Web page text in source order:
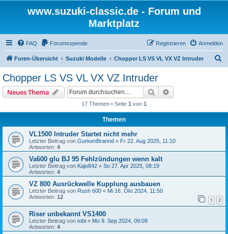
www.suzuki-classic.de - Forum und
Marktplatz
FAQ Forumsspende Anmelden
Registrieren
Foren-Übersicht Suzuki Modelle Chopper LS VS VL VX VZ Intruder
Chopper LS VS VL VX VZ Intruder
Neues Thema Suche
17 Themen • Seite 1 von 1
Themen
VL1500 Intruder Startet nicht mehr
Letzter Beitrag von GurkenBrannd « Fr 22. Aug 2025, 11:10
Antworten: 4
Va600 glu BJ 95 Fehlzündungen wenn kalt
Letzter Beitrag von Kajo842 « So 27. Apr 2025, 08:19
Antworten: 4
VZ 800 Ausrückwelle Kupplung ausbauen
Letzter Beitrag von Rush 600 « Mi 16. Okt 2024, 11:50
Antworten: 12 1 2
Riser unbekannt VS1400
Letzter Beitrag von tobi « Mo 9. Sep 2024, 09:09
Antworten: 4